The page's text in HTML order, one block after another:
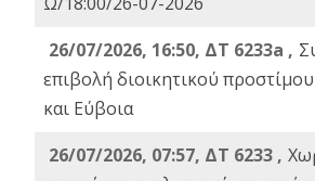
26/07/2026, 16:50, ΔΤ 6233a ,
επιβολή διοικητικού
και Εύβοια
26/07/2026, 07:57, ΔΤ 6233 ,